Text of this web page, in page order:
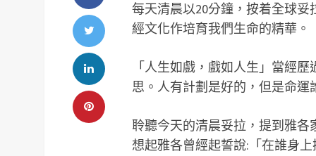
每天清晨以20分鐘，按着全球
經文化作培育我們生命的精華。
「人生如戲，戲如人生」當經
思。人有計劃是好的，但是命運
聆聽今天的清晨妥拉，提到雅
想起雅各曾經起誓說:「在誰身